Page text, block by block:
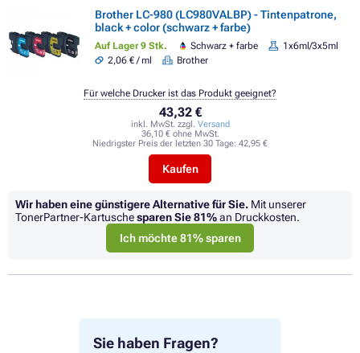
Sie haben Fragen?
Brother LC-980 (LC980VALBP) - Tintenpatrone,
black + color (schwarz + farbe)
Auf Lager 9 Stk. Schwarz + farbe
1x6ml/3x5ml
2,06 € / ml
Brother
43,32 €
inkl. MwSt. zzgl. Versand
36,10 € ohne MwSt.
Niedrigster Preis der letzten 30 Tage: 42,95 €
Kaufen
Für welche Drucker ist das Produkt geeignet?
Wir haben eine günstigere Alternative für Sie. Mit unserer
TonerPartner-Kartuschesparen Sie81%an Druckkosten.
Ich möchte 81% sparen